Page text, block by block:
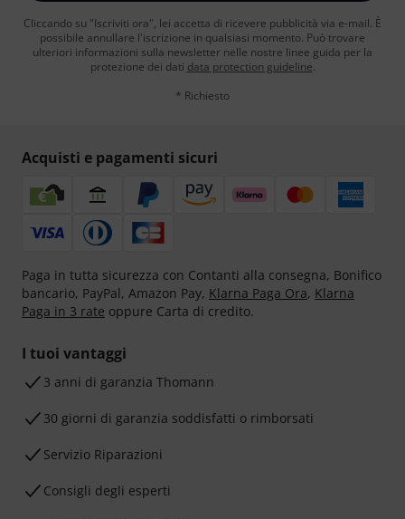
Cliccando su "Iscriviti ora", lei accetta di ricevere pubblicità via e-mail. È
possibile annullare l'iscrizione in qualsiasi momento. Può trovare
ulteriori informazioni sulla newsletter nelle nostre linee guida per la
protezione dei dati data protection guideline.
* Richiesto
Acquisti e pagamenti sicuri
Paga in tutta sicurezza con Contanti alla consegna, Bonifico
bancario, PayPal, Amazon Pay, Klarna Paga Ora, Klarna
Paga in 3 rate oppure Carta di credito.
I tuoi vantaggi
3 anni di garanzia Thomann
30 giorni di garanzia soddisfatti o rimborsati
Servizio Riparazioni
Consigli degli esperti